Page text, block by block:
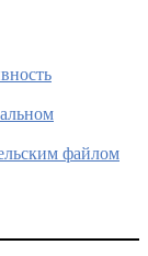
файлом